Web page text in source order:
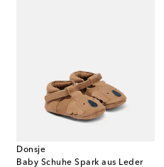
Donsje
Baby Schuhe Spark aus Leder